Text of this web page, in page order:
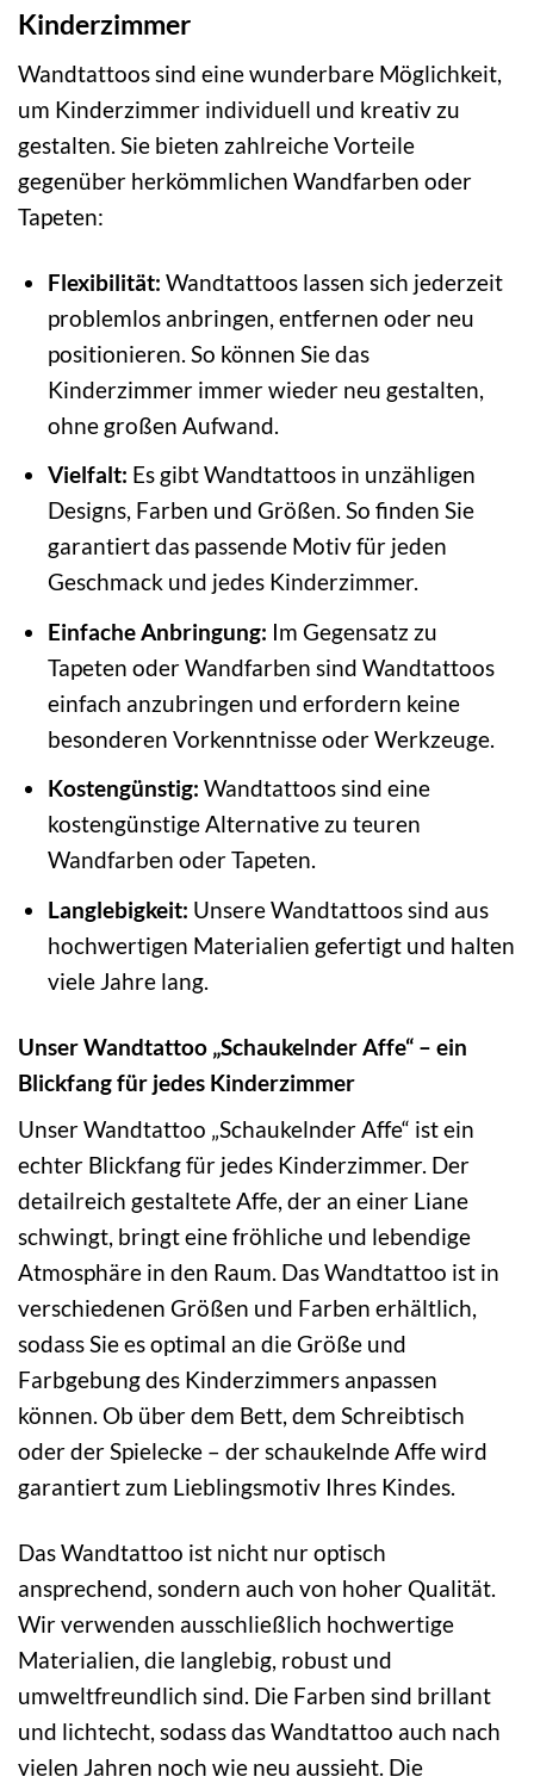
Kinderzimmer
Wandtattoos sind eine wunderbare Möglichkeit,
um Kinderzimmer individuell und kreativ zu
gestalten. Sie bieten zahlreiche Vorteile
gegenüber herkömmlichen Wandfarben oder
Tapeten:
Flexibilität: Wandtattoos lassen sich jederzeit
problemlos anbringen, entfernen oder neu
positionieren. So können Sie das
Kinderzimmer immer wieder neu gestalten,
ohne großen Aufwand.
Vielfalt: Es gibt Wandtattoos in unzähligen
Designs, Farben und Größen. So finden Sie
garantiert das passende Motiv für jeden
Geschmack und jedes Kinderzimmer.
Einfache Anbringung: Im Gegensatz zu
Tapeten oder Wandfarben sind Wandtattoos
einfach anzubringen und erfordern keine
besonderen Vorkenntnisse oder Werkzeuge.
Kostengünstig: Wandtattoos sind eine
kostengünstige Alternative zu teuren
Wandfarben oder Tapeten.
Langlebigkeit: Unsere Wandtattoos sind aus
hochwertigen Materialien gefertigt und halten
viele Jahre lang.
Unser Wandtattoo „Schaukelnder Affe“ – ein
Blickfang für jedes Kinderzimmer
Unser Wandtattoo „Schaukelnder Affe“ ist ein
echter Blickfang für jedes Kinderzimmer. Der
detailreich gestaltete Affe, der an einer Liane
schwingt, bringt eine fröhliche und lebendige
Atmosphäre in den Raum. Das Wandtattoo ist in
verschiedenen Größen und Farben erhältlich,
sodass Sie es optimal an die Größe und
Farbgebung des Kinderzimmers anpassen
können. Ob über dem Bett, dem Schreibtisch
oder der Spielecke – der schaukelnde Affe wird
garantiert zum Lieblingsmotiv Ihres Kindes.
Das Wandtattoo ist nicht nur optisch
ansprechend, sondern auch von hoher Qualität.
Wir verwenden ausschließlich hochwertige
Materialien, die langlebig, robust und
umweltfreundlich sind. Die Farben sind brillant
und lichtecht, sodass das Wandtattoo auch nach
vielen Jahren noch wie neu aussieht. Die